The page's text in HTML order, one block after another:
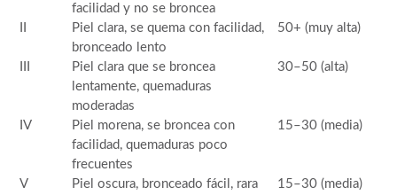
facilidad y no se broncea
Piel clara, se quema con facilidad,
bronceado lento
50+ (muy alta)
Piel clara que se broncea
lentamente, quemaduras
moderadas
30–50 (alta)
IV
Piel morena, se broncea con
facilidad, quemaduras poco
frecuentes
15–30 (media)
V
Piel oscura, bronceado fácil, rara
15–30 (media)